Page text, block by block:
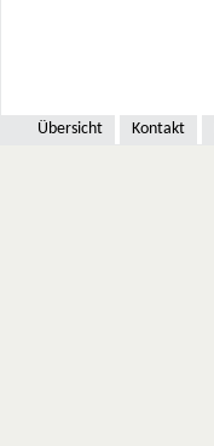
Übersicht Kontakt